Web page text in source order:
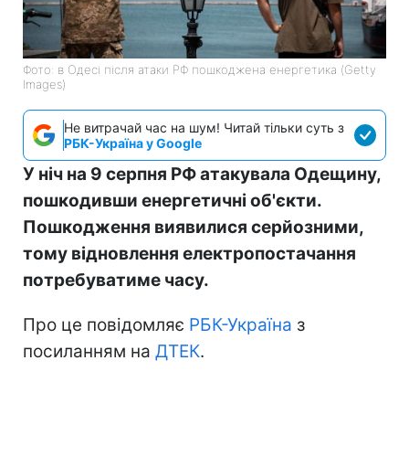
Фото: в Одесі після атаки РФ пошкоджена енергетика (Getty
Images)
Не витрачай час на шум! Читай тільки суть з
РБК-Україна у Google
У ніч на 9 серпня РФ атакувала Одещину,
пошкодивши енергетичні об'єкти.
Пошкодження виявилися серйозними,
тому відновлення електропостачання
потребуватиме часу.
Про це повідомляє РБК-Україна з
посиланням на ДТЕК.